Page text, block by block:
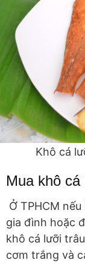
Khô cá
Mua khô
Ở TPHCM
gia đình hoặc
khô cá lưỡi
cơm trắng và